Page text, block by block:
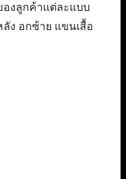
งลูกค้าแต่ละแบบ
ง อกซ้าย แขนเสื้อ